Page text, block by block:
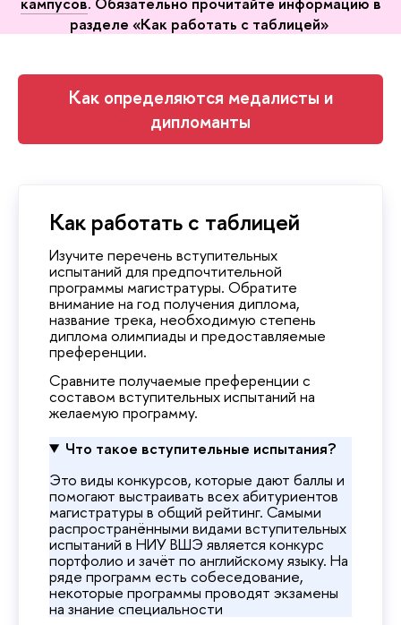
разделе «Как работать с таблицей»
Как определяются медалисты и
дипломанты
Как работать с таблицей
Изучите перечень вступительных
испытаний для предпочтительной
программы магистратуры. Обратите
внимание на год получения диплома,
название трека, необходимую степень
диплома олимпиады и предоставляемые
преференции.
Сравните получаемые преференции с
составом вступительных испытаний на
желаемую программу.
Что такое вступительные испытания?
Это виды конкурсов, которые дают баллы и
помогают выстраивать всех абитуриентов
магистратуры в общий рейтинг. Самыми
распространёнными видами вступительных
испытаний в НИУ ВШЭ является конкурс
портфолио и зачёт по английскому языку. На
ряде программ есть собеседование,
некоторые программы проводят экзамены
на знание специальности